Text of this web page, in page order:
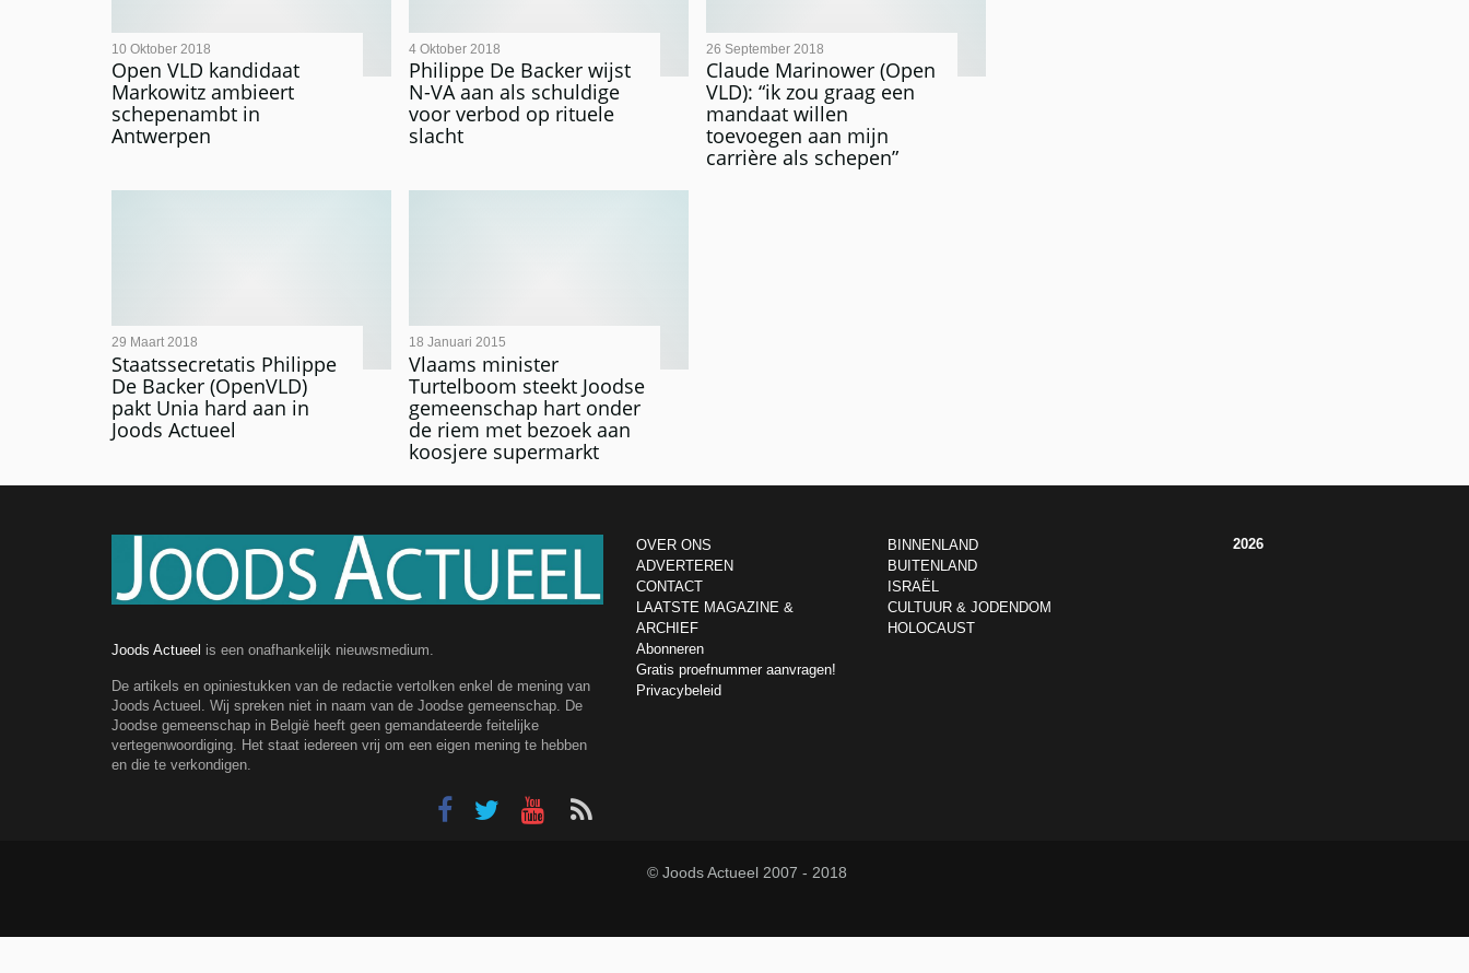
Open VLD kandidaat
Markowitz ambieert
schepenambt in
Antwerpen
10 Oktober 2018
Philippe De Backer wijst
N-VA aan als schuldige
voor verbod op rituele
slacht
4 Oktober 2018
Claude Marinower (Open
VLD): “ik zou graag een
mandaat willen
toevoegen aan mijn
carrière als schepen”
26 September 2018
Staatssecretatis Philippe
De Backer (OpenVLD)
pakt Unia hard aan in
Joods Actueel
29 Maart 2018
Vlaams minister
Turtelboom steekt Joodse
gemeenschap hart onder
de riem met bezoek aan
koosjere supermarkt
18 Januari 2015
Joods Actueel is een onafhankelijk nieuwsmedium.
De artikels en opiniestukken van de redactie vertolken enkel de mening van
Joods Actueel. Wij spreken niet in naam van de Joodse gemeenschap. De
Joodse gemeenschap in België heeft geen gemandateerde feitelijke
vertegenwoordiging. Het staat iedereen vrij om een eigen mening te hebben
en die te verkondigen.
OVER ONS
ADVERTEREN
CONTACT
LAATSTE MAGAZINE &
ARCHIEF
Abonneren
Gratis proefnummer aanvragen!
Privacybeleid
BINNENLAND
BUITENLAND
ISRAËL
CULTUUR & JODENDOM
HOLOCAUST
2026
© Joods Actueel 2007 - 2018